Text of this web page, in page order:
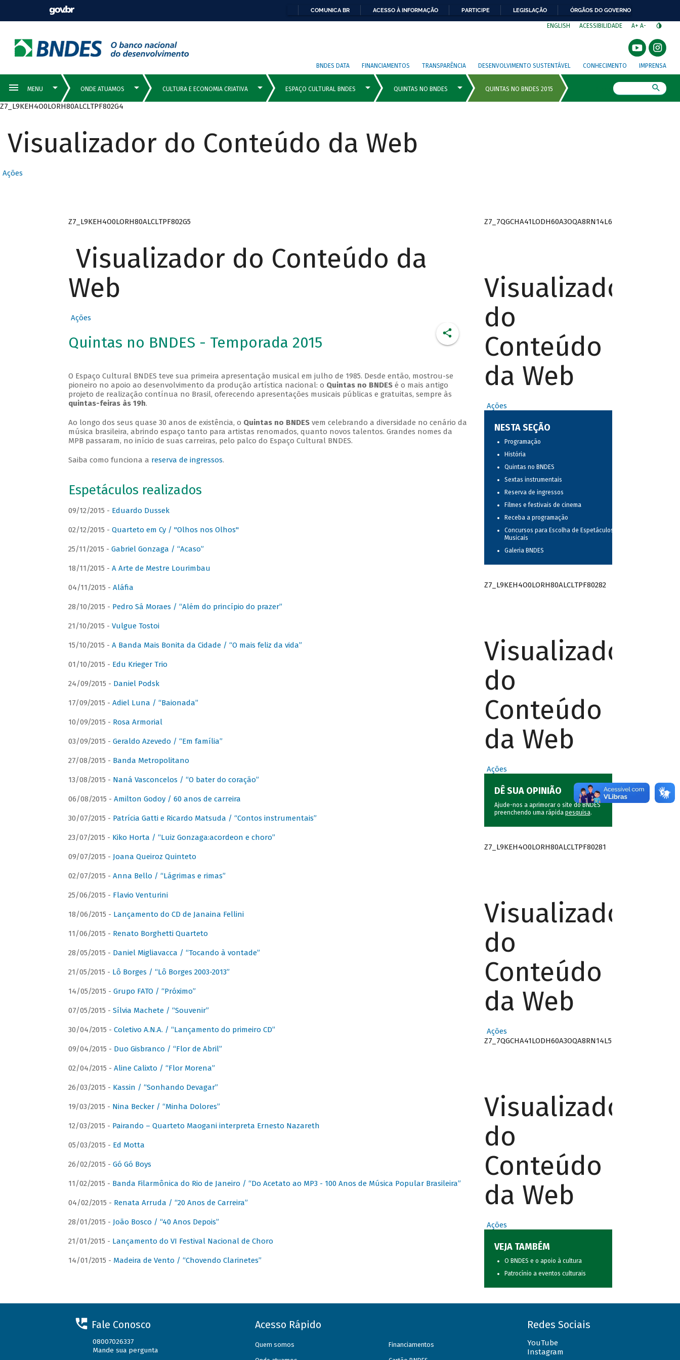
COMUNICA BR ACESSO À INFORMAÇÃO PARTICIPE LEGISLAÇÃO ÓRGÃOS DO GOVERNO
ENGLISH ACESSIBILIDADE A+ A-
BNDES DATA FINANCIAMENTOS TRANSPARÊNCIA DESENVOLVIMENTO SUSTENTÁVEL CONHECIMENTO IMPRENSA
Z7_L9KEH4O0LORH80ALCLTPF802G4
Visualizador do Conteúdo da Web
Ações
Z7_L9KEH4O0LORH80ALCLTPF802G5
Visualizador do Conteúdo da
Web
Ações
Quintas no BNDES - Temporada 2015
O Espaço Cultural BNDES teve sua primeira apresentação musical em julho de 1985. Desde então, mostrou-se
pioneiro no apoio ao desenvolvimento da produção artística nacional: o Quintas no BNDESé o mais antigo
projeto de realização contínua no Brasil, oferecendo apresentações musicais públicas e gratuitas, sempre às
quintas-feiras às 19h.
Ao longo dos seus quase 30 anos de existência, o Quintas no BNDESvem celebrando a diversidade no cenário da
música brasileira, abrindo espaço tanto para artistas renomados, quanto novos talentos. Grandes nomes da
MPB passaram, no início de suas carreiras, pelo palco do Espaço Cultural BNDES.
Saiba como funciona a reserva de ingressos.
Espetáculos realizados
09/12/2015 - Eduardo Dussek
02/12/2015 - Quarteto em Cy / "Olhos nos Olhos"
25/11/2015 - Gabriel Gonzaga / “Acaso”
18/11/2015 - A Arte de Mestre Lourimbau
04/11/2015 - Aláfia
28/10/2015 - Pedro Sá Moraes / “Além do princípio do prazer”
21/10/2015 - Vulgue Tostoi
15/10/2015 - A Banda Mais Bonita da Cidade / “O mais feliz da vida”
01/10/2015 - Edu Krieger Trio
24/09/2015 - Daniel Podsk
17/09/2015 - Adiel Luna / “Baionada”
10/09/2015 - Rosa Armorial
03/09/2015 - Geraldo Azevedo / “Em família”
27/08/2015 - Banda Metropolitano
13/08/2015 - Naná Vasconcelos / “O bater do coração”
06/08/2015 - Amilton Godoy / 60 anos de carreira
30/07/2015 - Patrícia Gatti e Ricardo Matsuda / “Contos instrumentais”
23/07/2015 - Kiko Horta / “Luiz Gonzaga:acordeon e choro”
09/07/2015 - Joana Queiroz Quinteto
02/07/2015 - Anna Bello / “Lágrimas e rimas”
25/06/2015 - Flavio Venturini
18/06/2015 - Lançamento do CD de Janaina Fellini
11/06/2015 - Renato Borghetti Quarteto
28/05/2015 - Daniel Migliavacca / “Tocando à vontade”
21/05/2015 - Lô Borges / “Lô Borges 2003-2013”
14/05/2015 - Grupo FATO / “Próximo”
07/05/2015 - Sílvia Machete / “Souvenir”
30/04/2015 - Coletivo A.N.A. / “Lançamento do primeiro CD”
09/04/2015 - Duo Gisbranco / “Flor de Abril”
02/04/2015 - Aline Calixto / “Flor Morena”
26/03/2015 - Kassin / “Sonhando Devagar”
19/03/2015 - Nina Becker / “Minha Dolores”
12/03/2015 - Pairando – Quarteto Maogani interpreta Ernesto Nazareth
05/03/2015 - Ed Motta
26/02/2015 - Gó Gó Boys
11/02/2015 - Banda Filarmônica do Rio de Janeiro / “Do Acetato ao MP3 - 100 Anos de Música Popular Brasileira”
04/02/2015 - Renata Arruda / “20 Anos de Carreira”
28/01/2015 - João Bosco / “40 Anos Depois”
21/01/2015 - Lançamento do VI Festival Nacional de Choro
14/01/2015 - Madeira de Vento / “Chovendo Clarinetes”
Z7_7QGCHA41LODH60A3OQA8RN14L6
Visualizador
do
Conteúdo
da Web
Ações
NESTA SEÇÃO
Programação
História
Quintas no BNDES
Sextas instrumentais
Reserva de ingressos
Filmes e festivais de cinema
Receba a programação
Concursos para Escolha de Espetáculos
Musicais
Galeria BNDES
Z7_L9KEH4O0LORH80ALCLTPF80282
Visualizador
do
Conteúdo
da Web
Ações
DÊ SUA OPINIÃO
Ajude-nos a aprimorar o site do BNDES
preenchendo uma rápida pesquisa.
Z7_L9KEH4O0LORH80ALCLTPF80281
Visualizador
do
Conteúdo
da Web
Ações
Z7_7QGCHA41LODH60A3OQA8RN14L5
Visualizador
do
Conteúdo
da Web
Ações
VEJA TAMBÉM
O BNDES e o apoio à cultura
Patrocínio a eventos culturais
Fale Conosco
08007026337
Mande sua pergunta
Acesso Rápido
Quem somos Financiamentos
Redes Sociais
YouTube
Instagram